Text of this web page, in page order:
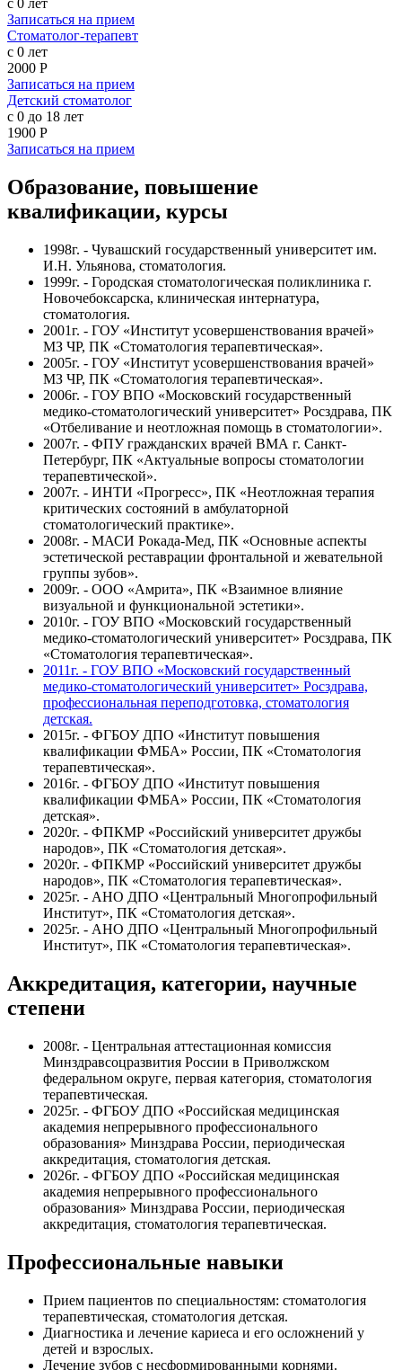
с 0 лет
Записаться на прием
Стоматолог-терапевт
с 0 лет
2000 Р
Записаться на прием
Детский стоматолог
с 0 до 18 лет
1900 Р
Записаться на прием
Образование, повышение
квалификации, курсы
1998г. - Чувашский государственный университет им.
И.Н. Ульянова, стоматология.
1999г. - Городская стоматологическая поликлиника г.
Новочебоксарска, клиническая интернатура,
стоматология.
2001г. - ГОУ «Институт усовершенствования врачей»
МЗ ЧР, ПК «Стоматология терапевтическая».
2005г. - ГОУ «Институт усовершенствования врачей»
МЗ ЧР, ПК «Стоматология терапевтическая».
2006г. - ГОУ ВПО «Московский государственный
медико-стоматологический университет» Росздрава, ПК
«Отбеливание и неотложная помощь в стоматологии».
2007г. - ФПУ гражданских врачей ВМА г. Санкт-
Петербург, ПК «Актуальные вопросы стоматологии
терапевтической».
2007г. - ИНТИ «Прогресс», ПК «Неотложная терапия
критических состояний в амбулаторной
стоматологический практике».
2008г. - МАСИ Рокада-Мед, ПК «Основные аспекты
эстетической реставрации фронтальной и жевательной
группы зубов».
2009г. - ООО «Амрита», ПК «Взаимное влияние
визуальной и функциональной эстетики».
2010г. - ГОУ ВПО «Московский государственный
медико-стоматологический университет» Росздрава, ПК
«Стоматология терапевтическая».
2011г. - ГОУ ВПО «Московский государственный
медико-стоматологический университет» Росздрава,
профессиональная переподготовка, стоматология
детская.
2015г. - ФГБОУ ДПО «Институт повышения
квалификации ФМБА» России, ПК «Стоматология
терапевтическая».
2016г. - ФГБОУ ДПО «Институт повышения
квалификации ФМБА» России, ПК «Стоматология
детская».
2020г. - ФПКМР «Российский университет дружбы
народов», ПК «Стоматология детская».
2020г. - ФПКМР «Российский университет дружбы
народов», ПК «Стоматология терапевтическая».
2025г. - АНО ДПО «Центральный Многопрофильный
Институт», ПК «Стоматология детская».
2025г. - АНО ДПО «Центральный Многопрофильный
Институт», ПК «Стоматология терапевтическая».
Аккредитация, категории, научные
степени
2008г. - Центральная аттестационная комиссия
Минздравсоцразвития России в Приволжском
федеральном округе, первая категория, стоматология
терапевтическая.
2025г. - ФГБОУ ДПО «Российская медицинская
академия непрерывного профессионального
образования» Минздрава России, периодическая
аккредитация, стоматология детская.
2026г. - ФГБОУ ДПО «Российская медицинская
академия непрерывного профессионального
образования» Минздрава России, периодическая
аккредитация, стоматология терапевтическая.
Профессиональные навыки
Прием пациентов по специальностям: стоматология
терапевтическая, стоматология детская.
Диагностика и лечение кариеса и его осложнений у
детей и взрослых.
Лечение зубов с несформированными корнями.